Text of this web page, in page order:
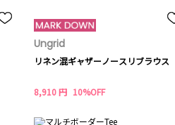
Ungrid
リネン混ギャザーノースリブラウス
8,910 円 10%OFF